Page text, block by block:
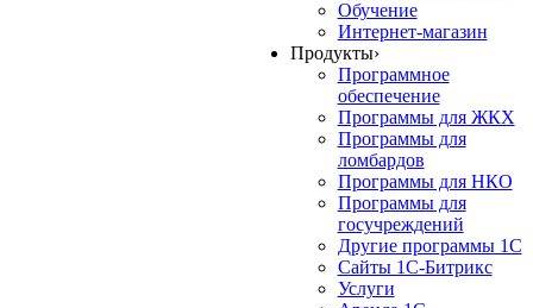
Обучение
Интернет-магазин
Продукты›
Программное
обеспечение
Программы для ЖКХ
Программы для
ломбардов
Программы для НКО
Программы для
госучреждений
Другие программы 1С
Сайты 1С-Битрикс
Услуги